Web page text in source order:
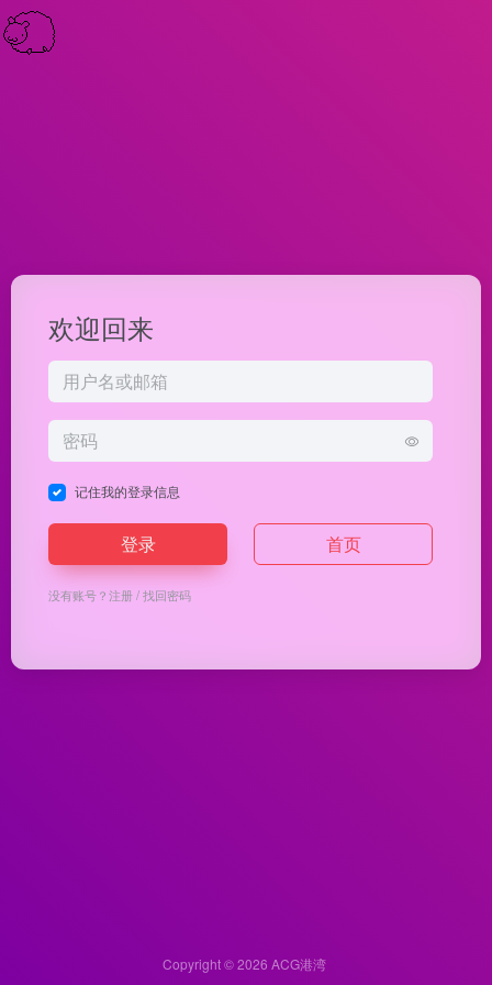
欢迎回来
记住我的登录信息
登录 首页
没有账号？注册/找回密码
Copyright © 2026 ACG港湾